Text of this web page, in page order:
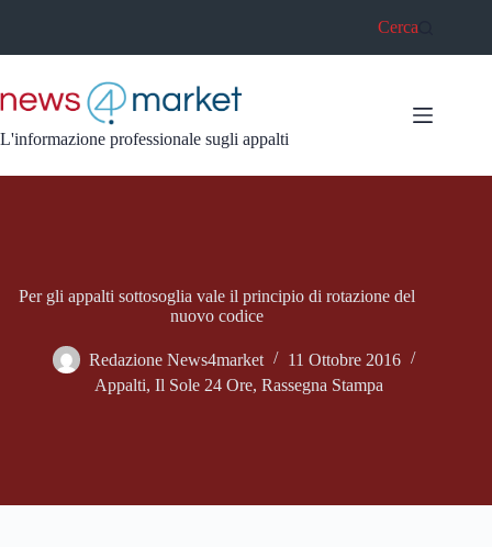
Cerca
L'informazione professionale sugli appalti
Per gli appalti sottosoglia vale il principio di rotazione del
nuovo codice
Redazione News4market
11 Ottobre 2016
Appalti, Il Sole 24 Ore, Rassegna Stampa